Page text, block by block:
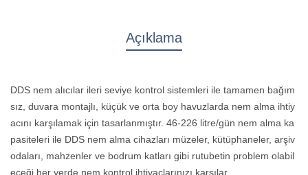
Açıklama
DDS nem alıcılar ileri seviye kontrol sistemleri ile tamamen bağım
sız, duvara montajlı, küçük ve orta boy havuzlarda nem alma ihtiy
acını karşılamak için tasarlanmıştır. 46-226 litre/gün nem alma ka
pasiteleri ile DDS nem alma cihazları müzeler, kütüphaneler, arşiv
odaları, mahzenler ve bodrum katları gibi rutubetin problem olabil
eceği her yerde nem kontrol ihtiyaçlarınızı karşılar.